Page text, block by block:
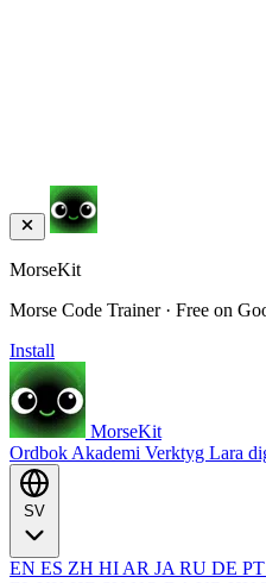
MorseKit
Morse Code Trainer · Free on
Install
MorseKit
Ordbok Akademi Verktyg Lara
EN ES ZH HI AR JA RU DE PT